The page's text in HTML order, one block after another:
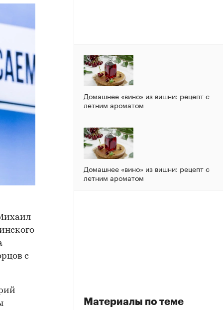
с
Домашнее «вино» из вишни: рецепт с
летним ароматом
Домашнее «вино» из вишни: рецепт с
летним ароматом
Материалы по теме